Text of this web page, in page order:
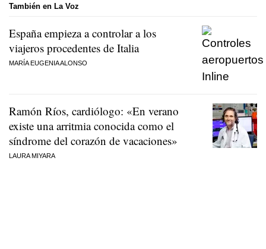
También en La Voz
España empieza a controlar a los
viajeros procedentes de Italia
MARÍA EUGENIA ALONSO
Ramón Ríos, cardiólogo: «En verano
existe una arritmia conocida como el
síndrome del corazón de vacaciones»
LAURA MIYARA